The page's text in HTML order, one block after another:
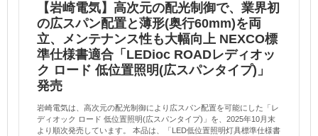
【岩崎電気】高次元の配光制御で、業界初
の広スパン配置と薄形(奥行60mm)を両
立、メンテナンス性も大幅向上 NEXCO標
準仕様書適合「LEDioc ROADレディオッ
ク ロード 低位置照明(広スパンタイプ)」
発売
岩崎電気は、高次元の配光制御により広スパン配置を可能にした「レ
ディオック ロード 低位置照明(広スパンタイプ)」を、2025年10月末
より順次発売しています。 本品は、「LED低位置照明灯具標準仕様書